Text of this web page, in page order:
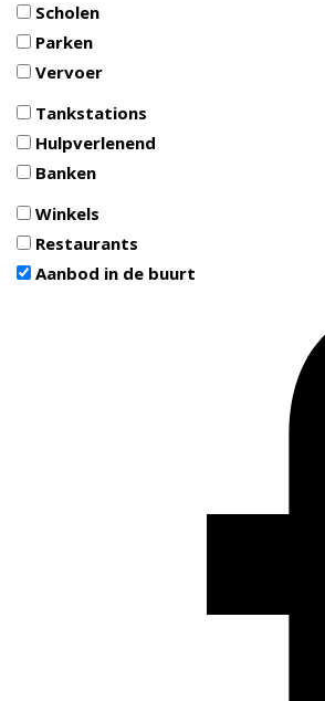
Scholen
Parken
Vervoer
Tankstations
Hulpverlenend
Banken
Winkels
Restaurants
Aanbod in de buurt